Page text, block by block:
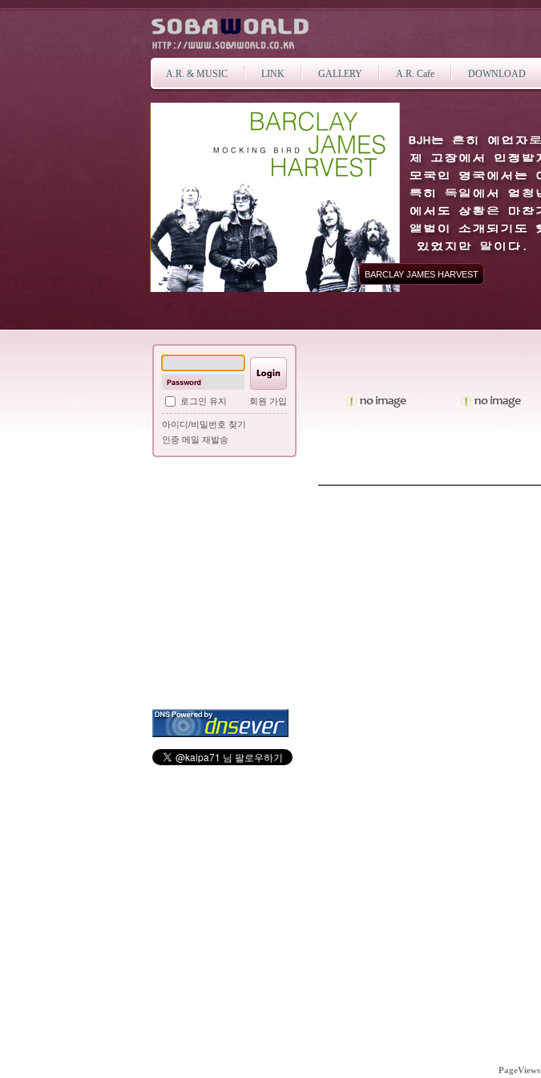
A.R. & MUSIC LINK GALLERY A.R. Cafe DOWNLOAD
BARCLAY JAMES HARVEST
로그인 유지 회원 가입
아이디/비밀번호 찾기
인증 메일 재발송
PageViews